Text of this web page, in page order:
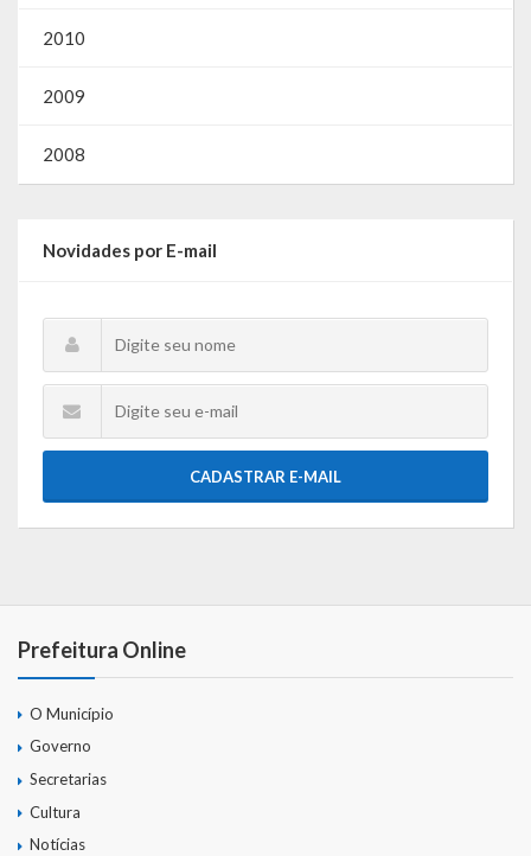
Perguntas e Respostas
Relatório Anual de Solicitações – SIC
SIC
Servidor
Gestão Interna – GOVBR (Sistema)
Webmail
2010
2009
2008
Novidades por E-mail
CADASTRAR E-MAIL
Prefeitura Online
O Município
Governo
Secretarias
Cultura
Notícias